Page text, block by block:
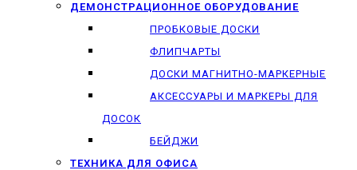
ДЕМОНСТРАЦИОННОЕ ОБОРУДОВАНИЕ
ПРОБКОВЫЕ ДОСКИ
ФЛИПЧАРТЫ
ДОСКИ МАГНИТНО-МАРКЕРНЫЕ
АКСЕССУАРЫ И МАРКЕРЫ ДЛЯ
ДОСОК
БЕЙДЖИ
ТЕХНИКА ДЛЯ ОФИСА